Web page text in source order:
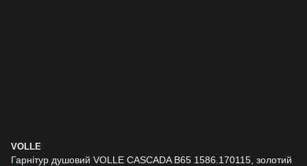
VOLLE
Гарнітур душовий VOLLE CASCADA B65 1586.170115, золотий